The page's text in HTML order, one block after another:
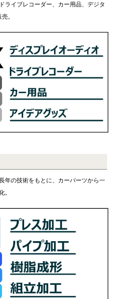
ライブレコーダー、カー用品、デジタ
。
年の技術をもとに、カーパーツから一
。